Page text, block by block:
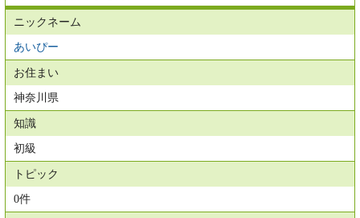
ニックネーム
あいぴー
お住まい
神奈川県
知識
初級
トピック
0件